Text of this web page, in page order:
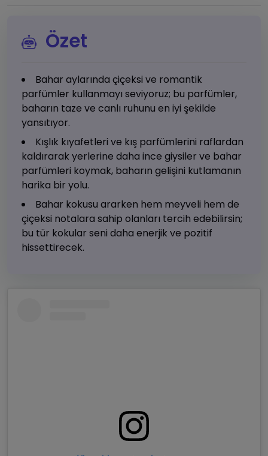
Özet
Bahar aylarında çiçeksi ve romantik
parfümler kullanmayı seviyoruz; bu parfümler,
baharın taze ve canlı ruhunu en iyi şekilde
yansıtıyor.
Kışlık kıyafetleri ve kış parfümlerini raflardan
kaldırarak yerlerine daha ince giysiler ve bahar
parfümleri koymak, baharın gelişini kutlamanın
harika bir yolu.
Bahar kokusu ararken hem meyveli hem de
çiçeksi notalara sahip olanları tercih edebilirsin;
bu tür kokular seni daha enerjik ve pozitif
hissettirecek.